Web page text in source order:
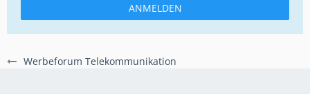
Werbeforum Telekommunikation
ANMELDEN